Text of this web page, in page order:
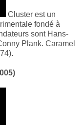
Cluster est un
fondé à
sont Hans-
Plank. Caramel